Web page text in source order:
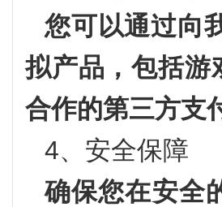
您可以通过向
拟产品，包括游
合作的第三方支
4、安全保障
确保您在安全